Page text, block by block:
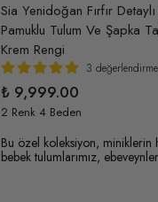
Sia Yenidoğan Fırfır Detaylı
Pamuklu Tulum Ve Şapka
Krem Rengi
3 değerlendirme
₺ 9,999.00
2 Renk 4 Beden
Bu özel koleksiyon, miniklerin
bebek tulumlarımız,